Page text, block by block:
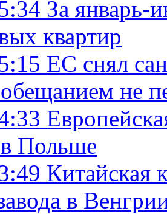
За январь-
квартир
ЕС снял
не
Польше
Китайская
в